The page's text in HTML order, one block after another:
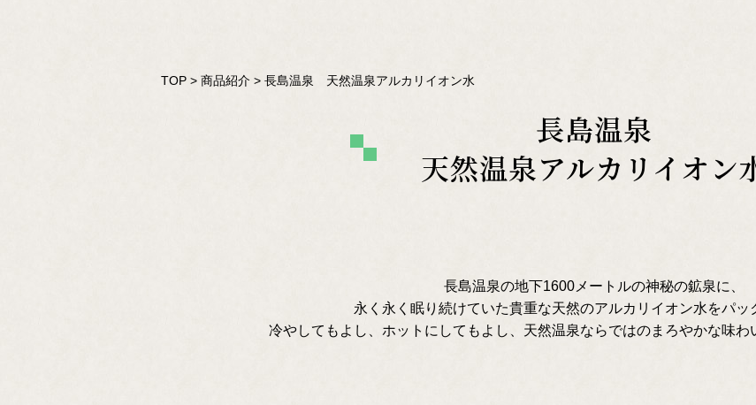
TOP > 商品紹介 > 長島温泉 天然温泉アルカリイオン水
長島温泉
天然温泉アルカリイオン
長島温泉の地下1600メートルの神秘の鉱泉に、
永く永く眠り続けていた貴重な天然のアルカリイオン水をパッ
冷やしてもよし、ホットにしてもよし、天然温泉ならではのまろやかな味わ